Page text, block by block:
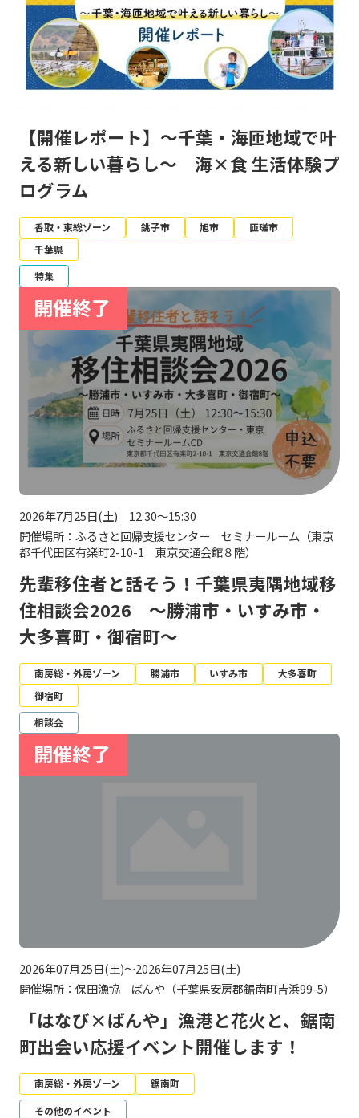
【開催レポート】～千葉・海匝地域で叶
える新しい暮らし～ 海×食 生活体験プ
ログラム
香取・東総ゾーン 銚子市 旭市
匝瑳市
千葉県
特集
2026年7月25日(土) 12:30～15:30
開催場所：ふるさと回帰支援センター セミナールーム（東京
都千代田区有楽町2-10-1 東京交通会館８階）
先輩移住者と話そう！千葉県夷隅地域移
住相談会2026 ～勝浦市・いすみ市・
大多喜町・御宿町～
南房総・外房ゾーン 勝浦市 いすみ市
大多喜町
御宿町
相談会
2026年07月25日(土)～2026年07月25日(土)
開催場所：保田漁協 ばんや（千葉県安房郡鋸南町吉浜99-5）
「はなび×ばんや」漁港と花火と、鋸南
町出会い応援イベント開催します！
南房総・外房ゾーン
鋸南町
その他のイベント